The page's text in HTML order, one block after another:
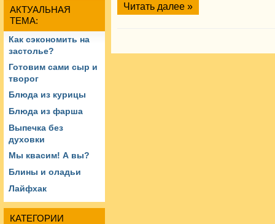
АКТУАЛЬНАЯ
ТЕМА:
Как сэкономить на
застолье?
Готовим сами сыр и
творог
Блюда из курицы
Блюда из фарша
Выпечка без
духовки
Мы квасим! А вы?
Блины и оладьи
Лайфхак
КАТЕГОРИИ
Читать далее »